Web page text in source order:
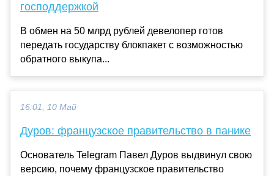
господдержкой
В обмен на 50 млрд рублей девелопер готов
передать государству блокпакет с возможностью
обратного выкупа...
16:01, 10 Май
Дуров: французское правительство в панике
Основатель Telegram Павел Дуров выдвинул свою
версию, почему французское правительство